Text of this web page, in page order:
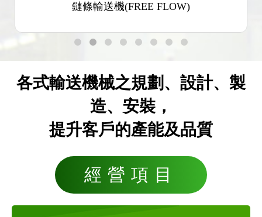
鏈條輸送機(FREE FLOW)
各式輸送機械之規劃、設計、製
造、安裝，
提升客戶的產能及品質
經營項目